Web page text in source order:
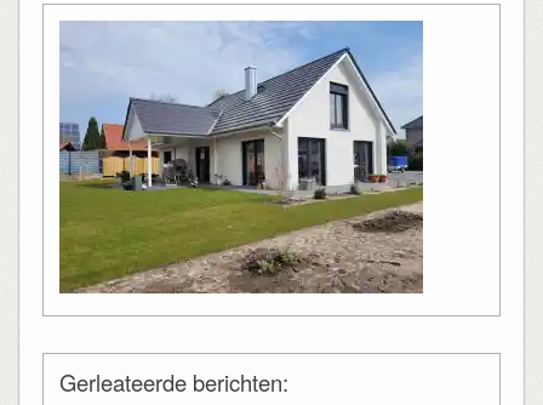
Gerleateerde berichten: